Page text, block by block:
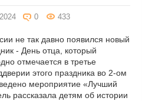
0 433
не так давно появился новый
- День отца, который
отмечается в третье
этого праздника во 2-ом
мероприятие «Лучший
рассказала детям об истории